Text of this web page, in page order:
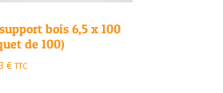
bois 6,5 x 100
de 100)
€ TTC